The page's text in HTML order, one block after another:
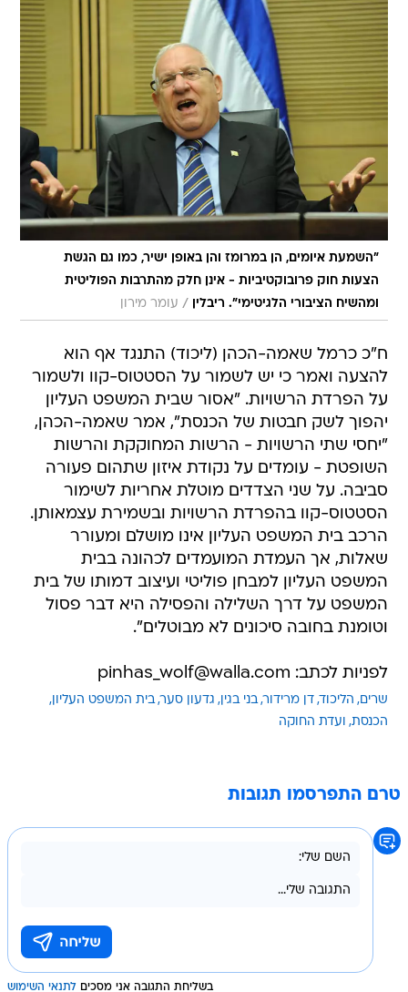
"השמעת איומים, הן במרומז והן באופן ישיר, כמו גם הגשת
הצעות חוק פרובוקטיביות - אינן חלק מהתרבות הפוליטית
ומהשיח הציבורי הלגיטימי". ריבלין
/ עומר מירון
ח"כ כרמל שאמה-הכהן (ליכוד) התנגד אף הוא
להצעה ואמר כי יש לשמור על הסטטוס-קוו ולשמור
על הפרדת הרשויות. "אסור שבית המשפט העליון
יהפוך לשק חבטות של הכנסת", אמר שאמה-הכהן,
"יחסי שתי הרשויות - הרשות המחוקקת והרשות
השופטת - עומדים על נקודת איזון שתהום פעורה
סביבה. על שני הצדדים מוטלת אחריות לשימור
הסטטוס-קוו בהפרדת הרשויות ובשמירת עצמאותן.
הרכב בית המשפט העליון אינו מושלם ומעורר
שאלות, אך העמדת המועמדים לכהונה בבית
המשפט העליון למבחן פוליטי ועיצוב דמותו של בית
המשפט על דרך השלילה והפסילה היא דבר פסול
וטומנת בחובה סיכונים לא מבוטלים".
לפניות לכתב: pinhas_wolf@walla.com
שרים הליכוד דן מרידור בני בגין גדעון סער בית המשפט העליון
הכנסת
ועדת החוקה
טרם התפרסמו תגובות
בשליחת התגובה אני מסכים לתנאי השימוש